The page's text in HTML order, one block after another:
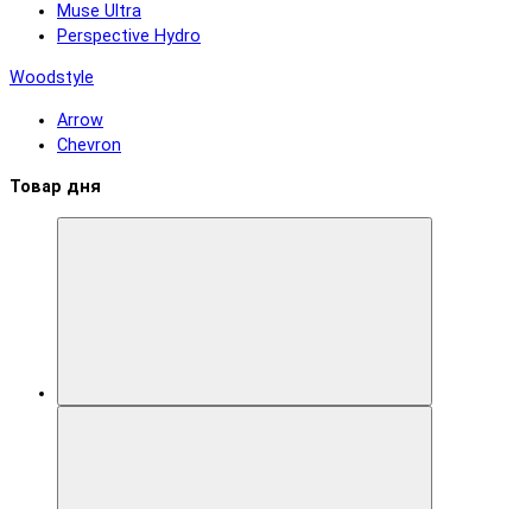
Muse Ultra
Perspective Hydro
Woodstyle
Arrow
Chevron
Товар дня